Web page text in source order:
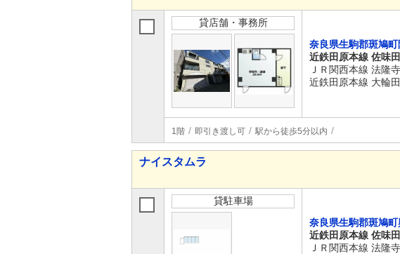
貸店舗・事務所
奈良県生駒郡斑鳩町
近鉄田原本線 佐味
ＪＲ関西本線 法隆
近鉄田原本線 大輪
1階 即引き渡し可 駅から徒歩5分以内
ナイスタムラ
貸駐車場
奈良県生駒郡斑鳩町
近鉄田原本線 佐味
ＪＲ関西本線 法隆